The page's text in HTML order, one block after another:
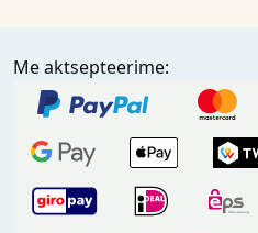
Me aktsepteerime: